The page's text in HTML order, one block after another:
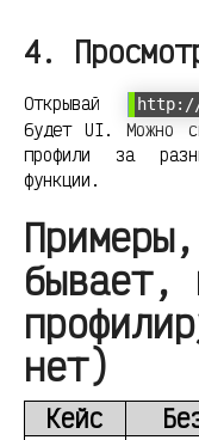
4.
Открывай http://
будет UI. Можно
профили за
функции.
бывает,
нет)
Кейс